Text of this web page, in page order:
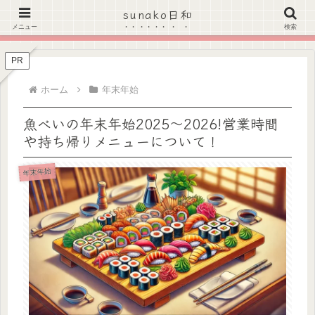
＼Amazonのタイムセールがお得★こちらをクリック！／
PR
ホーム 年末年始
魚べいの年末年始2025～2026!営業時間
や持ち帰りメニューについて！
年末年始
メニュー
sunako日和
検索